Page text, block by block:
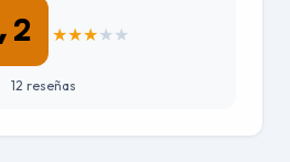
★★★★ ★
12 reseñas